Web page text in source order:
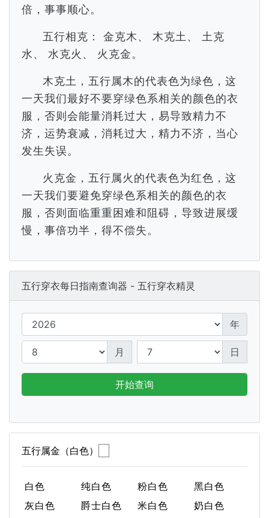
倍，事事顺心。
五行相克： 金克木、 木克土、 土克
水、 水克火、 火克金。
木克土，五行属木的代表色为绿色，这
一天我们最好不要穿绿色系相关的颜色的衣
服，否则会能量消耗过大，易导致精力不
济，运势衰减，消耗过大，精力不济，当心
发生失误。
火克金，五行属火的代表色为红色，这
一天我们要避免穿绿色系相关的颜色的衣
服，否则面临重重困难和阻碍，导致进展缓
慢，事倍功半，得不偿失。
五行穿衣每日指南查询器 - 五行穿衣精灵
年
月 日
开始查询
五行属金（白色）
白色 纯白色 粉白色
黑白色
灰白色
爵士白色 米白色
奶白色